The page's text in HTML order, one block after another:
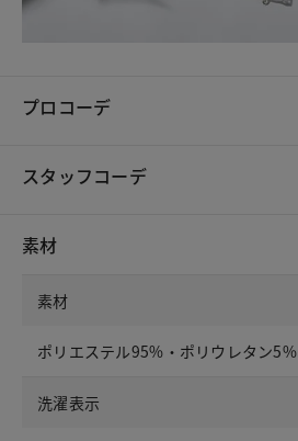
プロコーデ
スタッフコーデ
素材
素材
ポリエステル95%・ポリウレタン5%
洗濯表示